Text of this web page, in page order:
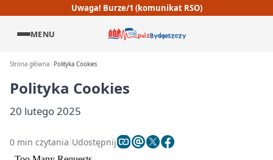
Uwaga! Burze/1 (komunikat RSO)
MENU
Strona główna Polityka Cookies
Polityka Cookies
20 lutego 2025
0 min czytania Udostępnij